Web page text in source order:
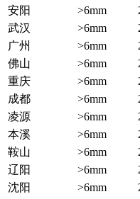
安阳
>6mm
武汉
>6mm
广州
>6mm
佛山
>6mm
重庆
>6mm
成都
>6mm
凌源
>6mm
本溪
>6mm
鞍山
>6mm
辽阳
>6mm
沈阳
>6mm